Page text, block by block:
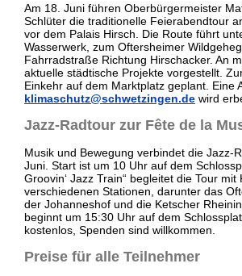
Am 18. Juni führen Oberbürgermeister
Schlüter die traditionelle Feierabendtour
vor dem Palais Hirsch. Die Route führt
Wasserwerk, zum Oftersheimer
Fahrradstraße Richtung Hirschacker. An
aktuelle städtische Projekte vorgestellt.
Einkehr auf dem Marktplatz geplant. Eine
klimaschutz@schwetzingen.de wird
Jazz-Radtour zur Fête de la
Musik und Bewegung verbindet die Jazz-
Juni. Start ist um 10 Uhr auf dem
Groovin‘ Jazz Train“ begleitet die Tour
verschiedenen Stationen, darunter das
der Johanneshof und die Ketscher
beginnt um 15:30 Uhr auf dem
kostenlos, Spenden sind willkommen.
Preise für alle Teilnehmer